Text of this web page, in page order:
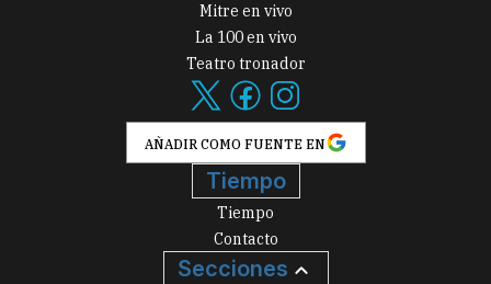
Mitre en vivo
La 100 en vivo
Teatro tronador
AÑADIR COMO FUENTE EN
Tiempo
Tiempo
Contacto
Secciones